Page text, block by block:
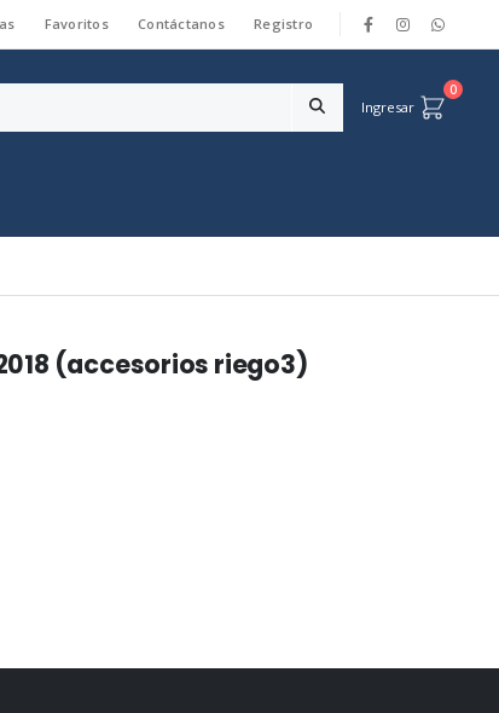
Favoritos Contáctanos Registro
Ingresar
0
2018 (accesorios riego3)